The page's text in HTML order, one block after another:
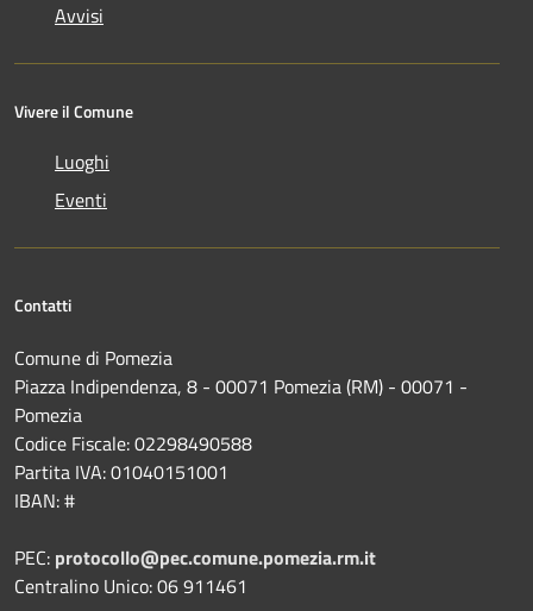
Avvisi
Vivere il Comune
Luoghi
Eventi
Contatti
Comune di Pomezia
Piazza Indipendenza, 8 - 00071 Pomezia (RM) - 00071 -
Pomezia
Codice Fiscale: 02298490588
Partita IVA: 01040151001
IBAN: #
PEC: protocollo@pec.comune.pomezia.rm.it
Centralino Unico: 06 911461